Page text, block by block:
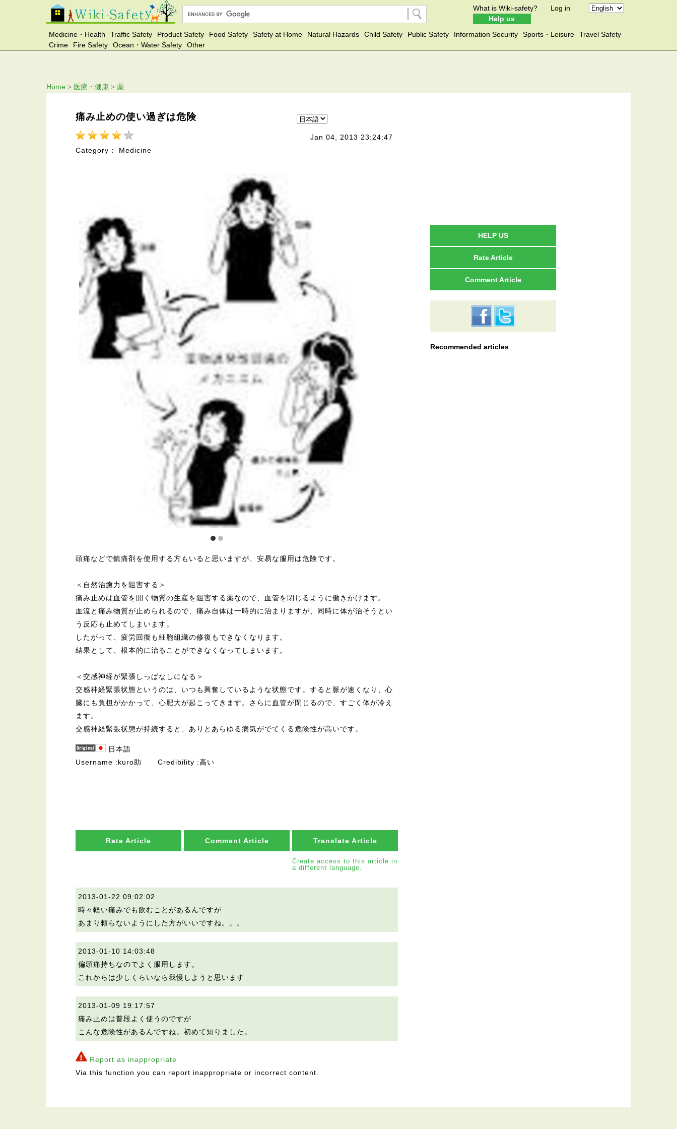
What is Wiki-safety?
Help us
Log in
Medicine・Health Traffic Safety Product Safety Food Safety Safety at Home Natural Hazards Child Safety Public Safety Information Security Sports・Leisure
Travel Safety
Crime
Fire Safety Ocean・Water Safety Other
Home > 医療・健康 > 薬
痛み止めの使い過ぎは危険
Jan 04, 2013 23:24:47
Category： Medicine
頭痛などで鎮痛剤を使用する方もいると思いますが、安易な服用は危険です。
＜自然治癒力を阻害する＞
痛み止めは血管を開く物質の生産を阻害する薬なので、血管を閉じるように働きかけます。
血流と痛み物質が止められるので、痛み自体は一時的に治まりますが、同時に体が治そうとい
う反応も止めてしまいます。
したがって、疲労回復も細胞組織の修復もできなくなります。
結果として、根本的に治ることができなくなってしまいます。
＜交感神経が緊張しっぱなしになる＞
交感神経緊張状態というのは、いつも興奮しているような状態です。すると脈が速くなり、心
臓にも負担がかかって、心肥大が起こってきます。さらに血管が閉じるので、すごく体が冷え
ます。
交感神経緊張状態が持続すると、ありとあらゆる病気がでてくる危険性が高いです。
日本語
Username
kuro助 Credibility 高い
Rate Article Comment Article Translate Article
Create access to this article in
a different language.
2013-01-22 09:02:02
時々軽い痛みでも飲むことがあるんですが
あまり頼らないようにした方がいいですね。。。
2013-01-10 14:03:48
偏頭痛持ちなのでよく服用します。
これからは少しくらいなら我慢しようと思います
2013-01-09 19:17:57
痛み止めは普段よく使うのですが
こんな危険性があるんですね。初めて知りました。
Report as inappropriate
Via this function you can report inappropriate or incorrect content.
HELP US
Rate Article
Comment Article
Recommended articles